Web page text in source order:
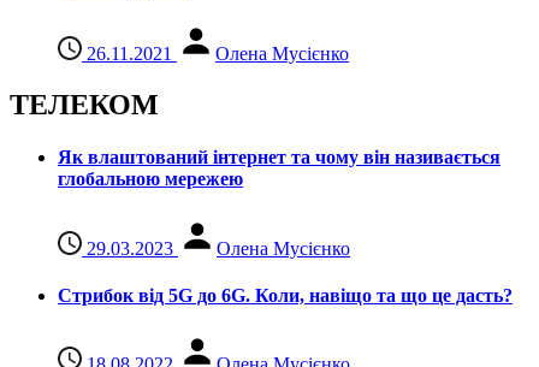
26.11.2021 Олена Мусієнко
ТЕЛЕКОМ
Як влаштований інтернет та чому він називається
глобальною мережею
29.03.2023 Олена Мусієнко
Стрибок від 5G до 6G. Коли, навіщо та що це даcть?